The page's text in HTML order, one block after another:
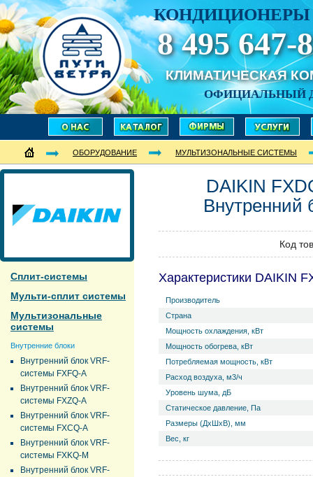
КОНДИЦИОНЕРЫ
8 495 647-
КЛИМАТИЧЕСКАЯ
ОФИЦИАЛЬНЫЙ
ОБОРУДОВАНИЕ МУЛЬТИЗОНАЛЬНЫЕ СИСТЕМЫ
Сплит-системы
Мульти-сплит системы
Мультизональные
системы
Внутренние блоки
Внутренний блок VRF-
системы FXFQ-A
Внутренний блок VRF-
системы FXZQ-A
Внутренний блок VRF-
системы FXCQ-A
Внутренний блок VRF-
системы FXKQ-M
Внутренний блок VRF-
DAIKIN
Внутренний
Код
Характеристики DAIKIN
Производитель
Страна
Мощность охлаждения, кВт
Мощность обогрева, кВт
Потребляемая мощность, кВт
Расход воздуха, м3/ч
Уровень ш­ума, дБ
Статическое давление, Па
Размеры (ДхШхВ), мм
Вес, кг